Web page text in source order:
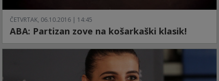
ČETVRTAK, 06.10.2016 | 14:45
ABA: Partizan zove na košarkaški klasik!